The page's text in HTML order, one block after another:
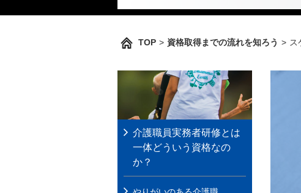
TOP > 資格取得までの流れを知ろう > ス
介護職員実務者研修とは
一体どういう資格なの
か？